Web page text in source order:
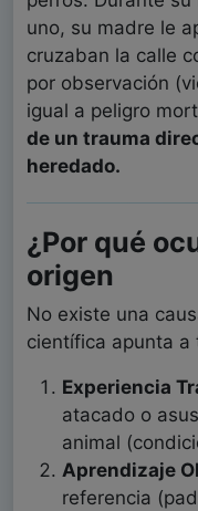
uno, su madre le
cruzaban la calle
por observación
igual a peligro
de un trauma
heredado.
¿Por qué
origen
No existe una
científica apunta a
Experiencia
atacado o
animal
Aprendizaje
referencia